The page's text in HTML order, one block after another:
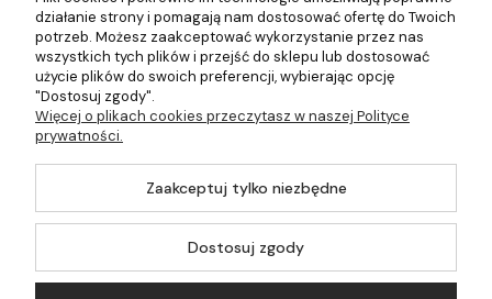
Pomoc
Moje konto
©2026 Wszelkie Prawa Zastrzeżone | 499.pl - najlepszy sklep z
działanie strony i pomagają nam dostosować ofertę do Twoich
potrzeb. Możesz zaakceptować wykorzystanie przez nas
wszystkich tych plików i przejść do sklepu lub dostosować
użycie plików do swoich preferencji, wybierając opcję
"Dostosuj zgody".
Więcej o plikach cookies przeczytasz w naszej Polityce
prywatności.
Zaakceptuj tylko niezbędne
Dostosuj zgody